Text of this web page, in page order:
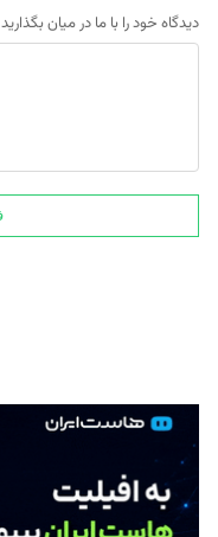
دیدگاه خود را با ما در میان بگذارید